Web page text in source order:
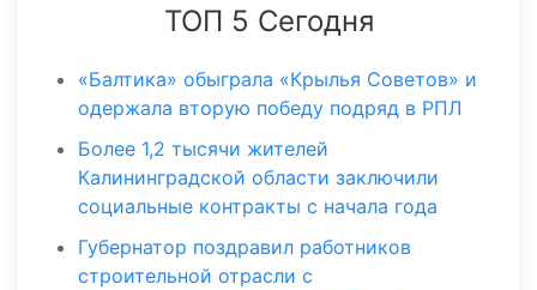
ТОП 5 Сегодня
«Балтика» обыграла «Крылья Советов» и
одержала вторую победу подряд в РПЛ
Более 1,2 тысячи жителей
Калининградской области заключили
социальные контракты с начала года
Губернатор поздравил работников
строительной отрасли с